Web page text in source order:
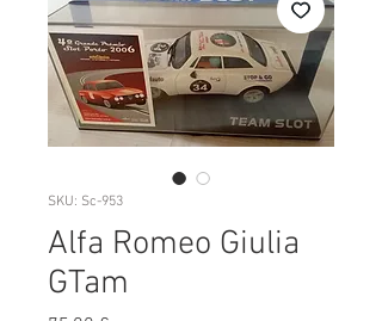
SKU: Sc-953
Alfa Romeo Giulia
GTam